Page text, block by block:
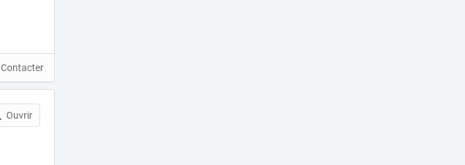
Contacter
Ouvrir